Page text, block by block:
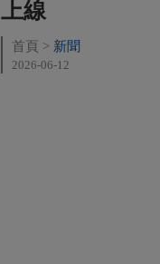
上線
首頁 新聞
2026-06-12